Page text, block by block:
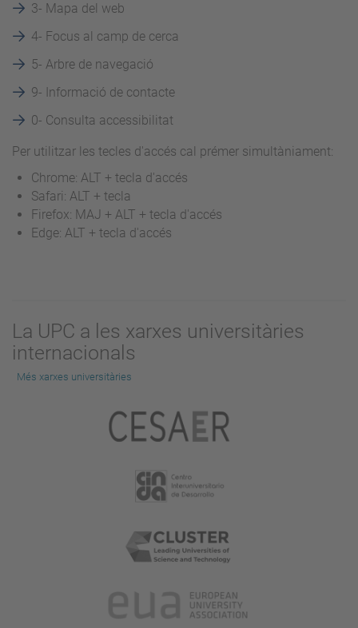
3- Mapa del web
4- Focus al camp de cerca
5- Arbre de navegació
9- Informació de contacte
0- Consulta accessibilitat
Per utilitzar les tecles d'accés cal prémer simultàniament:
Chrome: ALT + tecla d'accés
Safari: ALT + tecla
Firefox: MAJ + ALT + tecla d'accés
Edge: ALT + tecla d'accés
La UPC a les xarxes universitàries
internacionals
Més xarxes universitàries